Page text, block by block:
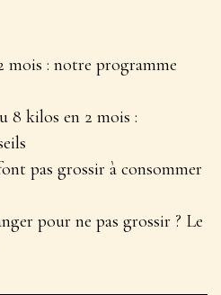
mois : notre programme
8 kilos en 2 mois :
pas grossir à consommer
pour ne pas grossir ? Le